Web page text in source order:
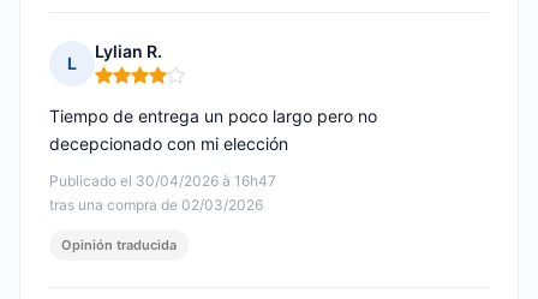
L
Lylian R.
Nota: 4 de 5
Publicado el 30/04/2026 à 16h47
tras una compra de 02/03/2026
Tiempo de entrega un poco largo pero no
decepcionado con mi elección
Opinión traducida